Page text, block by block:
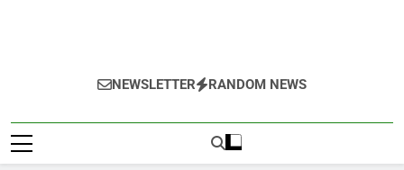
NEWSLETTER RANDOM NEWS